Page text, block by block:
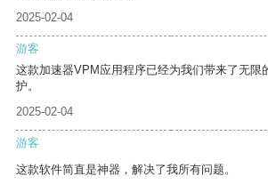
2025-02-04
游客
这款加速器VPM应用程序已经为我们带来了无限
护。
2025-02-04
游客
这款软件简直是神器，解决了我所有问题。